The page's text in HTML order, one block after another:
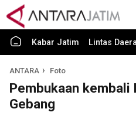
Kabar Jatim Lintas
ANTARA Foto
Pembukaan kembali
Gebang